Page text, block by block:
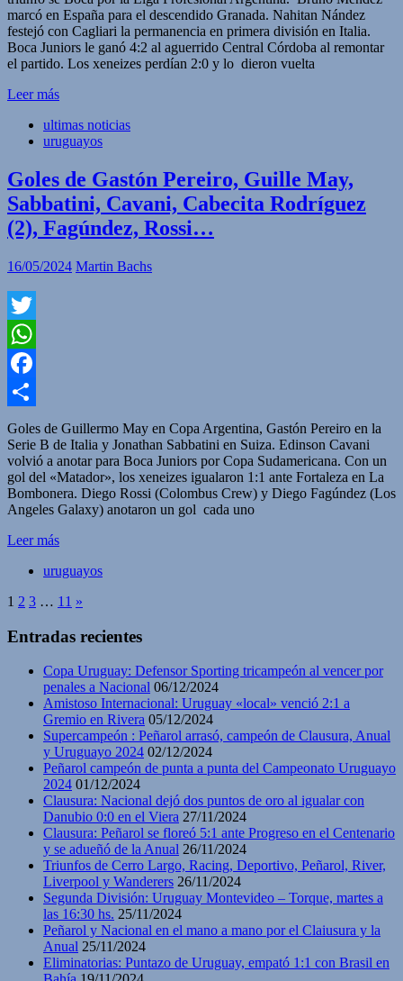
marcó en España para el descendido Granada. Nahitan Nández
festejó con Cagliari la permanencia en primera división en Italia.
Boca Juniors le ganó 4:2 al aguerrido Central Córdoba al remontar
el partido. Los xeneizes perdían 2:0 y lo dieron vuelta
Leer más
ultimas noticias
uruguayos
Goles de Gastón Pereiro, Guille May,
Sabbatini, Cavani, Cabecita Rodríguez
(2), Fagúndez, Rossi…
16/05/2024 Martin Bachs
Twitter
WhatsApp
Facebook
Compartir
Goles de Guillermo May en Copa Argentina, Gastón Pereiro en la
Serie B de Italia y Jonathan Sabbatini en Suiza. Edinson Cavani
volvió a anotar para Boca Juniors por Copa Sudamericana. Con un
gol del «Matador», los xeneizes igualaron 1:1 ante Fortaleza en La
Bombonera. Diego Rossi (Colombus Crew) y Diego Fagúndez (Los
Angeles Galaxy) anotaron un gol cada uno
Leer más
uruguayos
1 2 3 … 11 »
Entradas recientes
Copa Uruguay: Defensor Sporting tricampeón al vencer por
penales a Nacional 06/12/2024
Amistoso Internacional: Uruguay «local» venció 2:1 a
Gremio en Rivera 05/12/2024
Supercampeón : Peñarol arrasó, campeón de Clausura, Anual
y Uruguayo 2024 02/12/2024
Peñarol campeón de punta a punta del Campeonato Uruguayo
2024 01/12/2024
Clausura: Nacional dejó dos puntos de oro al igualar con
Danubio 0:0 en el Viera 27/11/2024
Clausura: Peñarol se floreó 5:1 ante Progreso en el Centenario
y se adueñó de la Anual 26/11/2024
Triunfos de Cerro Largo, Racing, Deportivo, Peñarol, River,
Liverpool y Wanderers 26/11/2024
Segunda División: Uruguay Montevideo – Torque, martes a
las 16:30 hs. 25/11/2024
Peñarol y Nacional en el mano a mano por el Claiusura y la
Anual 25/11/2024
Eliminatorias: Puntazo de Uruguay, empató 1:1 con Brasil en